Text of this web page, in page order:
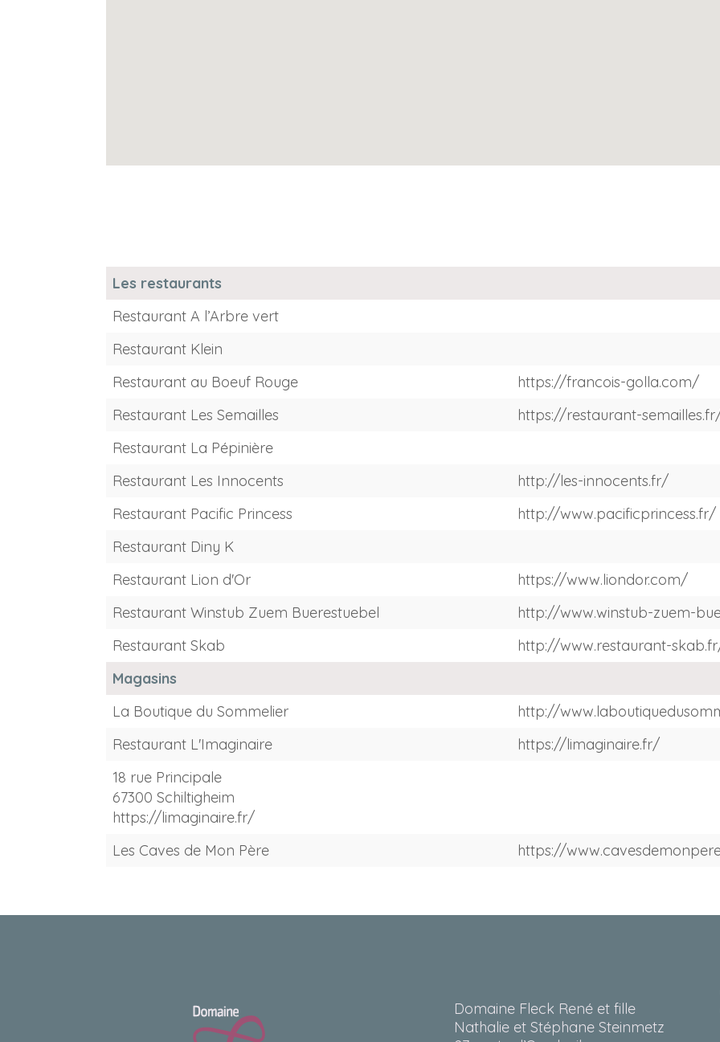
Les restaurants
Restaurant A l’Arbre vert
Restaurant Klein
Restaurant au Boeuf Rouge
https://francois-golla.com/
Restaurant Les Semailles
https://restaurant-
Restaurant La Pépinière
Restaurant Les Innocents
http://les-innocents.fr/
Restaurant Pacific Princess
http://www.pacificprincess.fr/
Restaurant Diny K
Restaurant Lion d'Or
https://www.liondor.com/
Restaurant Winstub Zuem Buerestuebel
http://www.winstub-zuem-
Restaurant Skab
http://www.restaurant-
Magasins
La Boutique du Sommelier
http://
Restaurant L'Imaginaire
https://limaginaire.fr/
18 rue Principale
67300 Schiltigheim
https://limaginaire.fr/
Les Caves de Mon Père
https://
Domaine Fleck René et fille
Nathalie et Stéphane Steinmetz